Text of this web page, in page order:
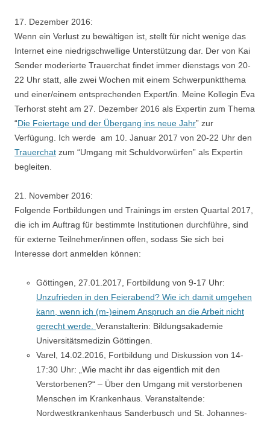
17. Dezember 2016:
Wenn ein Verlust zu bewältigen ist, stellt für nicht wenige das
Internet eine niedrigschwellige Unterstützung dar. Der von Kai
Sender moderierte Trauerchat findet immer dienstags von 20-
22 Uhr statt, alle zwei Wochen mit einem Schwerpunktthema
und einer/einem entsprechenden Expert/in. Meine Kollegin Eva
Terhorst steht am 27. Dezember 2016 als Expertin zum Thema
“Die Feiertage und der Übergang ins neue Jahr” zur
Verfügung. Ich werde am 10. Januar 2017 von 20-22 Uhr den
Trauerchat zum “Umgang mit Schuldvorwürfen” als Expertin
begleiten.
21. November 2016:
Folgende Fortbildungen und Trainings im ersten Quartal 2017,
die ich im Auftrag für bestimmte Institutionen durchführe, sind
für externe Teilnehmer/innen offen, sodass Sie sich bei
Interesse dort anmelden können:
Göttingen, 27.01.2017, Fortbildung von 9-17 Uhr:
Unzufrieden in den Feierabend? Wie ich damit umgehen
kann, wenn ich (m-)einem Anspruch an die Arbeit nicht
gerecht werde. Veranstalterin: Bildungsakademie
Universitätsmedizin Göttingen.
Varel, 14.02.2016, Fortbildung und Diskussion von 14-
17:30 Uhr: „Wie macht ihr das eigentlich mit den
Verstorbenen?“ – Über den Umgang mit verstorbenen
Menschen im Krankenhaus. Veranstaltende:
Nordwestkrankenhaus Sanderbusch und St. Johannes-